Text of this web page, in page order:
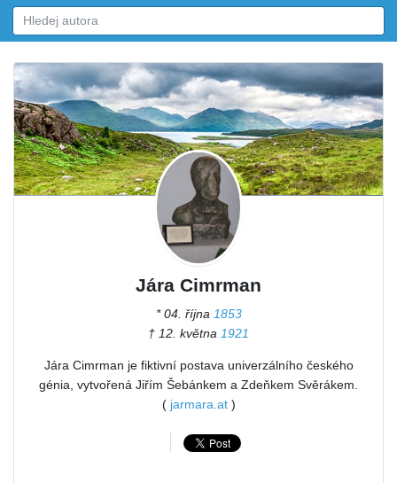
Jára Cimrman
* 04. října 1853
† 12. května 1921
Jára Cimrman je fiktivní postava univerzálního českého
génia, vytvořená Jiřím Šebánkem a Zdeňkem Svěrákem.
( jarmara.at)